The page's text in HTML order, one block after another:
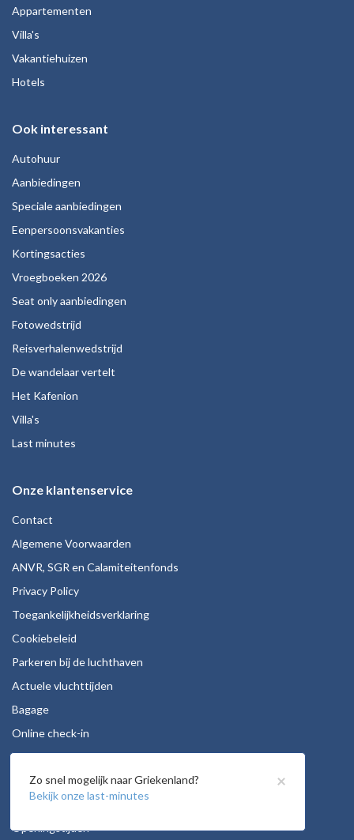
Appartementen
Villa's
Vakantiehuizen
Hotels
Ook interessant
Autohuur
Aanbiedingen
Speciale aanbiedingen
Eenpersoonsvakanties
Kortingsacties
Vroegboeken 2026
Seat only aanbiedingen
Fotowedstrijd
Reisverhalenwedstrijd
De wandelaar vertelt
Het Kafenion
Villa's
Last minutes
Onze klantenservice
Contact
Algemene Voorwaarden
ANVR, SGR en Calamiteitenfonds
Privacy Policy
Toegankelijkheidsverklaring
Cookiebeleid
Parkeren bij de luchthaven
Actuele vluchttijden
Bagage
Online check-in
Stoelreservering
Autohuur
Vacatures
Openingstijden
×
Zo snel mogelijk naar Griekenland?
Bekijk onze last-minutes